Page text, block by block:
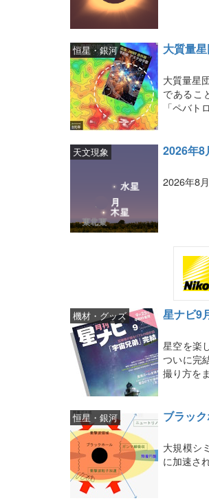
大質量
恒星・銀河
大質量星
であるこ
「ペバト
2026年8
天文現象
2026年8
星ナビ9
機材・グッズ
星空を楽
ついに完
撮り方を
ブラッ
恒星・銀河
大規模シ
に加速さ